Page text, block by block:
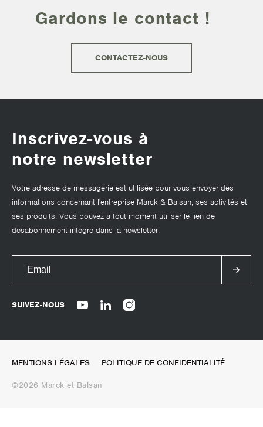
Gardons le contact !
CONTACTEZ-NOUS
Inscrivez-vous à
notre newsletter
Votre adresse de messagerie est utilisée pour vous envoyer des
informations concernant l'entreprise Marck & Balsan, ses activités et
ses produits. Vous pouvez à tout moment utiliser le lien de
désabonnement intégré dans la newsletter.
SUIVEZ-NOUS
MENTIONS LÉGALES POLITIQUE DE CONFIDENTIALITÉ
©2026 Marck et Balsan